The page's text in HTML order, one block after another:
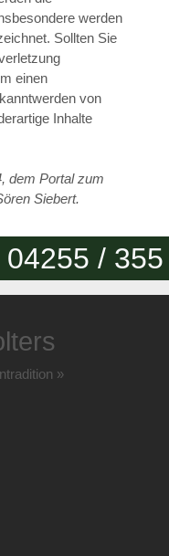
werden
Sollten Sie
einen
von
Inhalte
dem Portal zum
Siebert.
/ 355
»